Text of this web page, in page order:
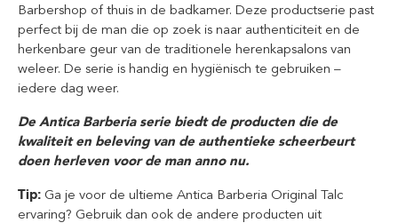
Barbershop of thuis in de badkamer. Deze productserie past
perfect bij de man die op zoek is naar authenticiteit en de
herkenbare geur van de traditionele herenkapsalons van
weleer. De serie is handig en hygiënisch te gebruiken –
iedere dag weer.
De Antica Barberia serie biedt de producten die de
kwaliteit en beleving van de authentieke scheerbeurt
doen herleven voor de man anno nu.
Tip: Ga je voor de ultieme Antica Barberia Original Talc
ervaring? Gebruik dan ook de andere producten uit